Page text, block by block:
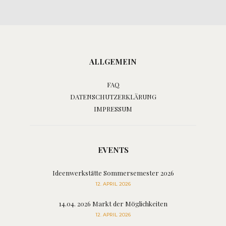
ALLGEMEIN
FAQ
DATENSCHUTZERKLÄRUNG
IMPRESSUM
EVENTS
Ideenwerkstätte Sommersemester 2026
12. APRIL 2026
14.04. 2026 Markt der Möglichkeiten
12. APRIL 2026